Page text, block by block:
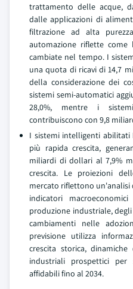
trattamento delle acque,
dalle applicazioni di
filtrazione ad alta
automazione riflette
cambiate nel tempo. I
una quota di ricavi di 14,7
della considerazione dei
sistemi semi-automatici
28,0%, mentre i
contribuiscono con 9,8
I sistemi intelligenti abilitati
più rapida crescita,
miliardi di dollari al 7,9%
crescita. Le proiezioni
mercato riflettono
indicatori
produzione industriale,
cambiamenti nelle
previsione utilizza
crescita storica,
industriali prospettici per
affidabili fino al 2034.